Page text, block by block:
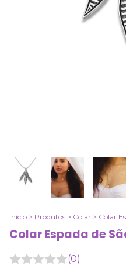
Início > Produtos > Colar > Colar
Colar Espada de
(0)